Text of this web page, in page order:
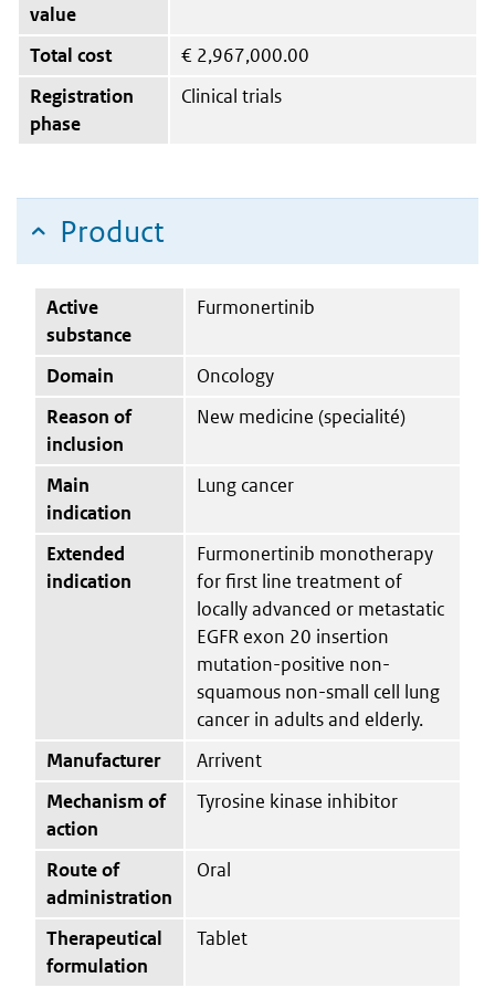
value
Total cost € 2,967,000.00
Registration
phase
Clinical trials
Product
Active
substance
Furmonertinib
Domain
Oncology
Reason of
inclusion
New medicine (specialité)
Main
indication
Lung cancer
Extended
indication
Furmonertinib monotherapy
for first line treatment of
locally advanced or metastatic
EGFR exon 20 insertion
mutation-positive non-
squamous non-small cell lung
cancer in adults and elderly.
Manufacturer
Arrivent
Mechanism of
action
Tyrosine kinase inhibitor
Route of
administration
Oral
Therapeutical
formulation
Tablet